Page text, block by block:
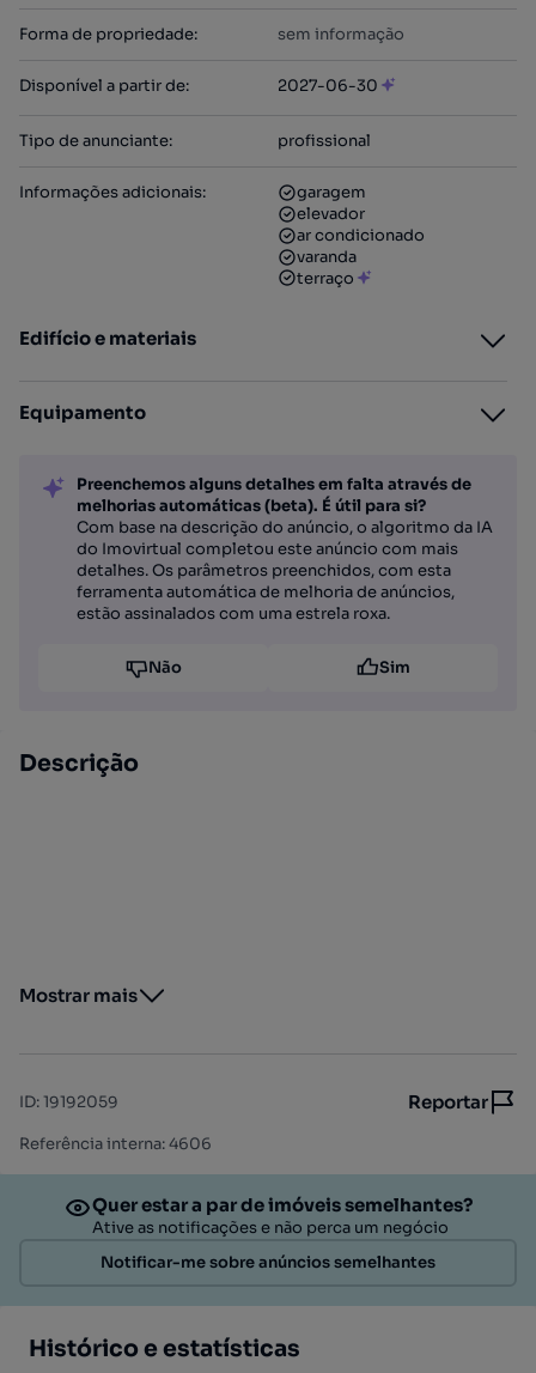
Forma de propriedade: sem informação
Disponível a partir de: 2027-06-30
Tipo de anunciante: profissional
Informações adicionais:
garagem
elevador
ar condicionado
varanda
terraço
Edifício e materiais
Equipamento
Preenchemos alguns detalhes em falta através de
melhorias automáticas (beta). É útil para si?
Com base na descrição do anúncio, o algoritmo da IA
do Imovirtual completou este anúncio com mais
detalhes. Os parâmetros preenchidos, com esta
ferramenta automática de melhoria de anúncios,
estão assinalados com uma estrela roxa.
Não Sim
Descrição
Mostrar mais
ID:19192059 Reportar
Referência interna: 4606
Quer estar a par de imóveis semelhantes?
Ative as notificações e não perca um negócio
Notificar-me sobre anúncios semelhantes
Histórico e estatísticas